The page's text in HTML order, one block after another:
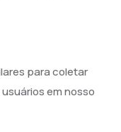
para coletar
em nosso